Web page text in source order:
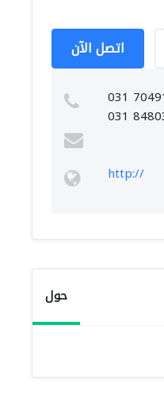
اتصل الآن
031
031
http://
حول